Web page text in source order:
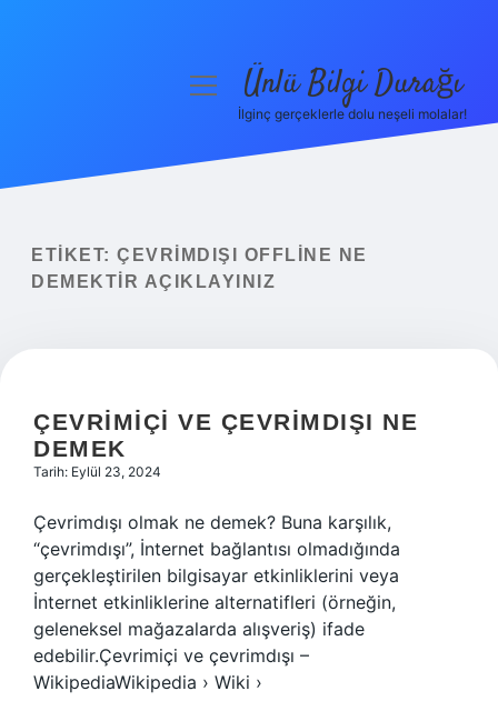
Yasal Uyarı
menüyüÜnlü Bilgi Durağı
İlginç gerçeklerle dolu neşeli molalar!
ETIKET: ÇEVRIMDIŞI OFFLINE NE
DEMEKTIR AÇIKLAYINIZ
ÇEVRIMIÇI VE ÇEVRIMDIŞI NE
DEMEK
Tarih: Eylül 23, 2024
Çevrimdışı olmak ne demek? Buna karşılık,
“çevrimdışı”, İnternet bağlantısı olmadığında
gerçekleştirilen bilgisayar etkinliklerini veya
İnternet etkinliklerine alternatifleri (örneğin,
geleneksel mağazalarda alışveriş) ifade
edebilir.Çevrimiçi ve çevrimdışı –
WikipediaWikipedia › Wiki ›